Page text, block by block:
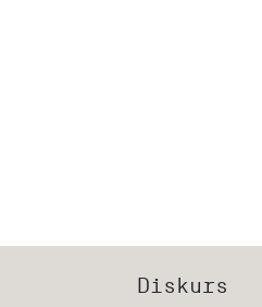
Diskurs